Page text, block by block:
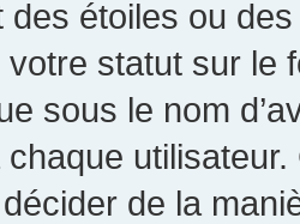
des étoiles ou
statut sur le
sous le nom
utilisateur.
de la